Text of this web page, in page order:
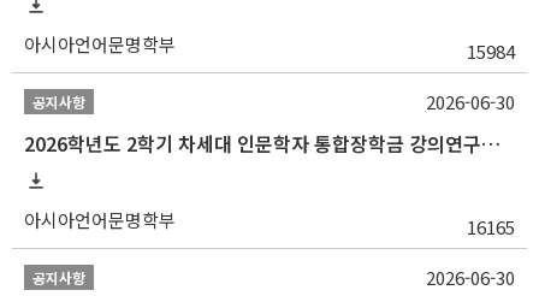
아시아언어문명학부 15984
공지사항
2026학년도 2학기 차세대 인문학자 통합장학금 강의연구조교 선발 안내(~7/8)
아시아언어문명학부 16165
2026-06-30
공지사항 2026-06-30